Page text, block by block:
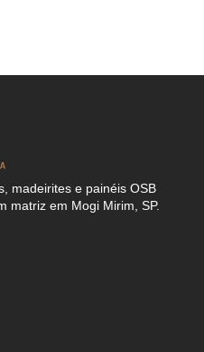
madeirites e painéis OSB
matriz em Mogi Mirim, SP.